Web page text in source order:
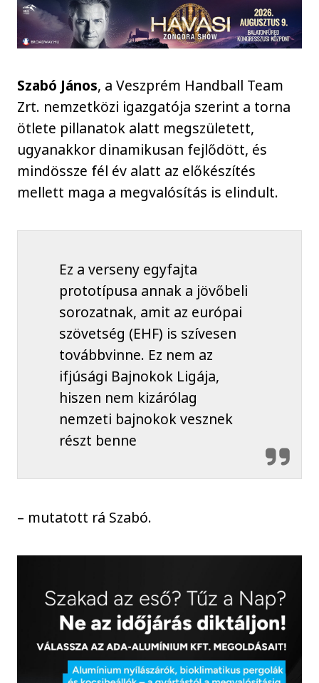
Szabó János, a Veszprém Handball Team
Zrt. nemzetközi igazgatója szerint a torna
ötlete pillanatok alatt megszületett,
ugyanakkor dinamikusan fejlődött, és
mindössze fél év alatt az előkészítés
mellett maga a megvalósítás is elindult.
Ez a verseny egyfajta
prototípusa annak a jövőbeli
sorozatnak, amit az európai
szövetség (EHF) is szívesen
továbbvinne. Ez nem az
ifjúsági Bajnokok Ligája,
hiszen nem kizárólag
nemzeti bajnokok vesznek
részt benne
– mutatott rá Szabó.